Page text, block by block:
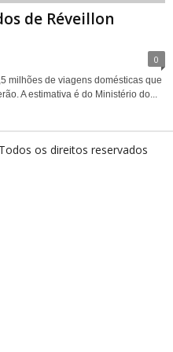
de Réveillon
0
milhões de viagens domésticas que
A estimativa é do Ministério do...
os direitos reservados